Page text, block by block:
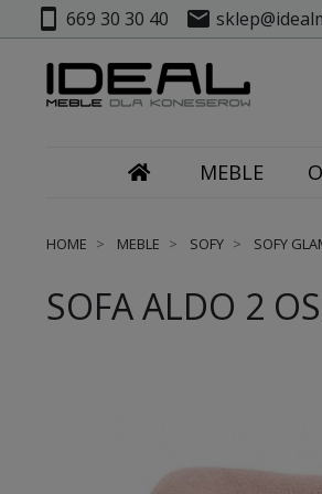
smartphone 669 30 30 40 mail
MEBLE
HOME MEBLE SOFY SOFY
SOFA ALDO 2